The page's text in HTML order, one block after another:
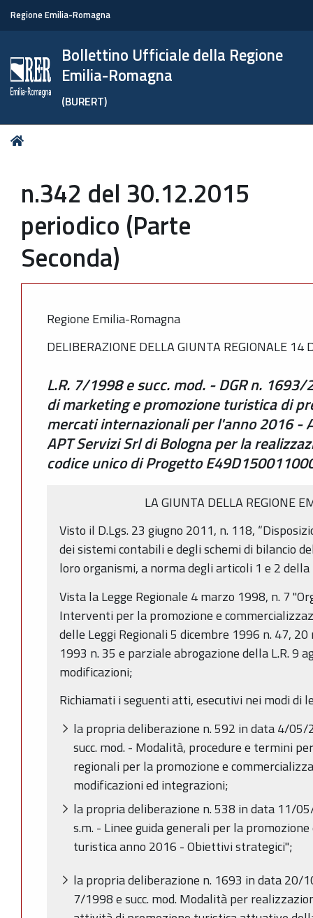
Regione Emilia-Romagna
Bollettino Ufficiale della Regione
Emilia-Romagna
(BURERT)
Tu
n.342 del 30.12.2015
periodico (Parte
Seconda)
Regione Emilia-Romagna
DELIBERAZIONE DELLA GIUNTA REGIONALE
L.R. 7/1998 e succ. mod. - DGR n.
di marketing e promozione turistica di
mercati internazionali per l'anno 2016 -
APT Servizi Srl di Bologna per la
codice unico di Progetto
LA GIUNTA DELLA REGIONE
Visto il D.Lgs. 23 giugno 2011, n. 118,
dei sistemi contabili e degli schemi di bilancio
loro organismi, a norma degli articoli 1 e 2
Vista la Legge Regionale 4 marzo 1998, n. 7
Interventi per la promozione e
delle Leggi Regionali 5 dicembre 1996 n. 47,
1993 n. 35 e parziale abrogazione della L.R. 9
modificazioni;
Richiamati i seguenti atti, esecutivi nei modi di
la propria deliberazione n. 592 in data 4/05/
succ. mod. - Modalità, procedure e termini
regionali per la promozione e
modificazioni ed integrazioni;
la propria deliberazione n. 538 in data 11/
s.m. - Linee guida generali per la
turistica anno 2016 - Obiettivi strategici";
la propria deliberazione n. 1693 in data 20/
7/1998 e succ. mod. Modalità per